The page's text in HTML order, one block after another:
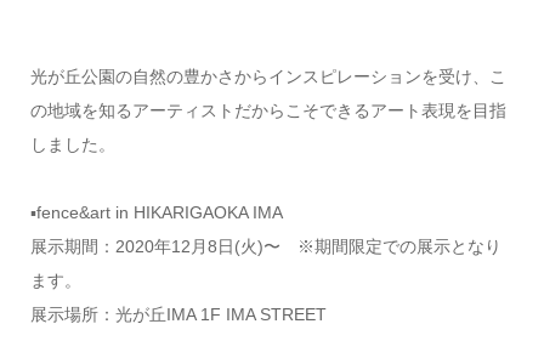
光が丘公園の自然の豊かさからインスピレーションを受け、こ
の地域を知るアーティストだからこそできるアート表現を目指
しました。
▪fence&art in HIKARIGAOKA IMA
展示期間：2020年12月8日(火)〜 ※期間限定での展示となり
ます。
展示場所：光が丘IMA 1F IMA STREET